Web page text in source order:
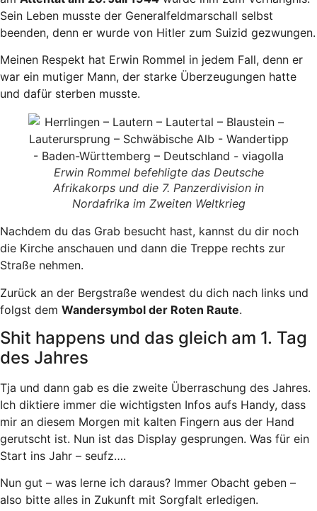
Sein Leben musste der Generalfeldmarschall selbst
beenden, denn er wurde von Hitler zum Suizid gezwungen.
Meinen Respekt hat Erwin Rommel in jedem Fall, denn er
war ein mutiger Mann, der starke Überzeugungen hatte
und dafür sterben musste.
Erwin Rommel befehligte das Deutsche
Afrikakorps und die 7. Panzerdivision in
Nordafrika im Zweiten Weltkrieg
Nachdem du das Grab besucht hast, kannst du dir noch
die Kirche anschauen und dann die Treppe rechts zur
Straße nehmen.
Zurück an der Bergstraße wendest du dich nach links und
folgst dem Wandersymbol der Roten Raute.
Shit happens und das gleich am 1. Tag
des Jahres
Tja und dann gab es die zweite Überraschung des Jahres.
Ich diktiere immer die wichtigsten Infos aufs Handy, dass
mir an diesem Morgen mit kalten Fingern aus der Hand
gerutscht ist. Nun ist das Display gesprungen. Was für ein
Start ins Jahr – seufz….
Nun gut – was lerne ich daraus? Immer Obacht geben –
also bitte alles in Zukunft mit Sorgfalt erledigen.